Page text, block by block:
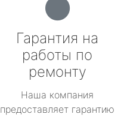
Гарантия на
работы по
ремонту
Наша компания
предоставляет гарантию